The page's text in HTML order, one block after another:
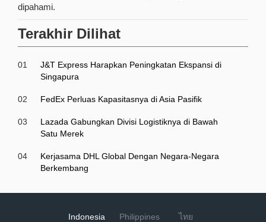
dipahami.
Terakhir Dilihat
01
J&T Express Harapkan Peningkatan Ekspansi di
Singapura
02 FedEx Perluas Kapasitasnya di Asia Pasifik
03
Lazada Gabungkan Divisi Logistiknya di Bawah
Satu Merek
04
Kerjasama DHL Global Dengan Negara-Negara
Berkembang
Indonesia Philippines ไทย